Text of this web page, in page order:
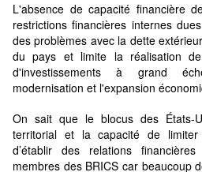
L'absence de capacité financière
restrictions financières internes
des problèmes avec la dette
du pays et limite la réalisation
d'investissements à grand
modernisation et l'expansion
On sait que le blocus des États-
territorial et la capacité de
d’établir des relations
membres des BRICS car beaucoup